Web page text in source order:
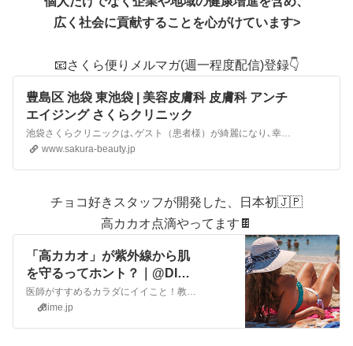
広く社会に貢献することを心がけています>
📧さくら便りメルマガ(週一程度配信)登録👇
豊島区 池袋 東池袋 | 美容皮膚科 皮膚科 アンチ
エイジング さくらクリニック
池袋さくらクリニックは､ゲスト（患者様）が綺麗になり､幸せな気分になるように､常に心のこもった「CURE」と「CARE」を笑顔で提供することを最も大切な使命と考えています｡レーザー、光治療、肌トラブルのご相談はさくらクリニックへ
www.sakura-beauty.jp
チョコ好きスタッフが開発した、日本初🇯🇵
高カカオ点滴やってます🍫
「高カカオ」が紫外線から肌
を守るってホント？｜@DIME
アットダイム
医師がすすめるカラダにイイこと！教えてDr倉田 シミだけでなく、シワの原因にもなる紫外線から肌を守るために、皆さんしっかり「日焼け止め」を使っていますよね？ 一方、近年になってチョコレートが心臓...
dime.jp